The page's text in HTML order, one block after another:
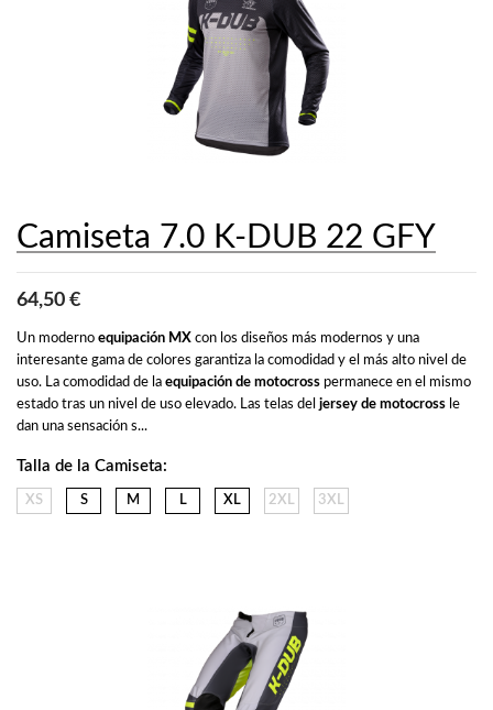
Camiseta 7.0 K-DUB 22 GFY
64,50 €
Un moderno equipación MX con los diseños más modernos y una
interesante gama de colores garantiza la comodidad y el más alto nivel de
uso. La comodidad de la equipación de motocross permanece en el mismo
estado tras un nivel de uso elevado. Las telas del jersey de motocross le
dan una sensación s...
Talla de la Camiseta:
XS S M L XL 2XL 3XL